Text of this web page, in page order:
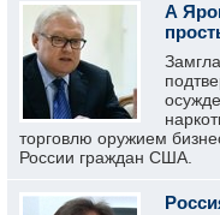
А
торговлю оружием
России граждан США.